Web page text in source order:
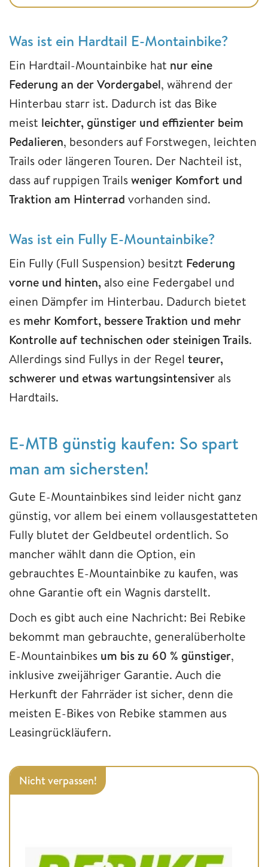
Was ist ein Hardtail E-Montainbike?
Ein Hardtail-Mountainbike hat nur eine
Federung an der Vordergabel, während der
Hinterbau starr ist. Dadurch ist das Bike
meist leichter, günstiger und effizienter beim
Pedalieren, besonders auf Forstwegen, leichten
Trails oder längeren Touren. Der Nachteil ist,
dass auf ruppigen Trailsweniger Komfort und
Traktion am Hinterrad vorhanden sind.
Was ist ein Fully E-Mountainbike?
Ein Fully (Full Suspension) besitzt Federung
vorne und hinten, also eine Federgabel und
einen Dämpfer im Hinterbau. Dadurch bietet
es mehr Komfort, bessere Traktion und mehr
Kontrolle auf technischen oder steinigen Trails.
Allerdings sind Fullys in der Regel teurer,
schwerer und etwas wartungsintensiver als
Hardtails.
E-MTB günstig kaufen: So spart
man am sichersten!
Gute E-Mountainbikes sind leider nicht ganz
günstig, vor allem bei einem vollausgestatteten
Fully blutet der Geldbeutel ordentlich. So
mancher wählt dann die Option, ein
gebrauchtes E-Mountainbike zu kaufen, was
ohne Garantie oft ein Wagnis darstellt.
Doch es gibt auch eine Nachricht: Bei Rebike
bekommt man gebrauchte, generalüberholte
E-Mountainbikes um bis zu 60 % günstiger,
inklusive zweijähriger Garantie. Auch die
Herkunft der Fahrräder ist sicher, denn die
meisten E-Bikes von Rebike stammen aus
Leasingrückläufern.
Nicht verpassen!